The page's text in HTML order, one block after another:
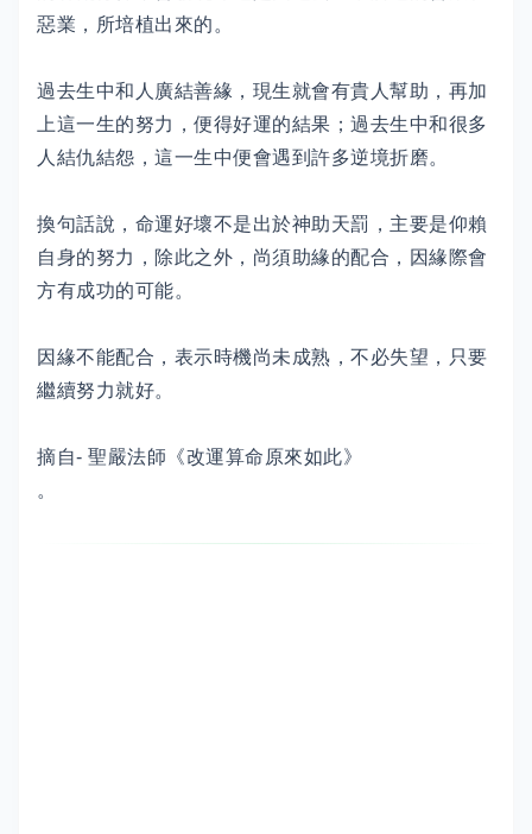
惡業，所培植出來的。
過去生中和人廣結善緣，現生就會有貴人幫助，再加
上這一生的努力，便得好運的結果；過去生中和很多
人結仇結怨，這一生中便會遇到許多逆境折磨。
換句話說，命運好壞不是出於神助天罰，主要是仰賴
自身的努力，除此之外，尚須助緣的配合，因緣際會
方有成功的可能。
因緣不能配合，表示時機尚未成熟，不必失望，只要
繼續努力就好。
摘自- 聖嚴法師《改運算命原來如此》
。